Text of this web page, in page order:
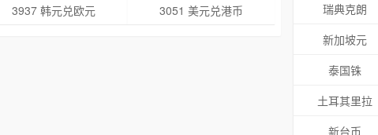
3937 韩元兑欧元 3051 美元兑港币
瑞典克朗
新加坡元
泰国铢
土耳其里拉
新台币